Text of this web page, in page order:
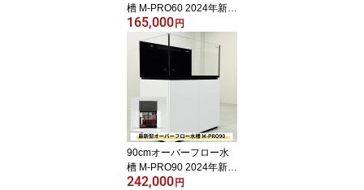
槽 M-PRO60 2024年新型
全国配送対応 キャビネッ
ト 黒・白選択可 ネプチ
ューンキューブ：海水
魚・サンゴ飼育に最適な
オールインワンセット
165,000円
90cmオーバーフロー水
槽 M-PRO90 2024年新型
全国配送対応 キャビネッ
242,000円